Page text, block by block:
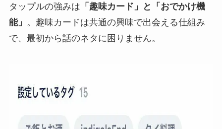
タップルの強みは 「趣味カード」と「おでかけ機
能」 。趣味カードは共通の興味で出会える仕組み
で、最初から話のネタに困りません。